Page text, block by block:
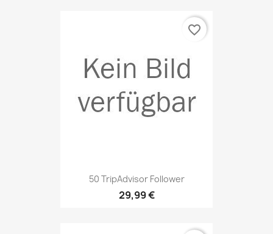
50 TripAdvisor Follower
29,99 €
favorite_border